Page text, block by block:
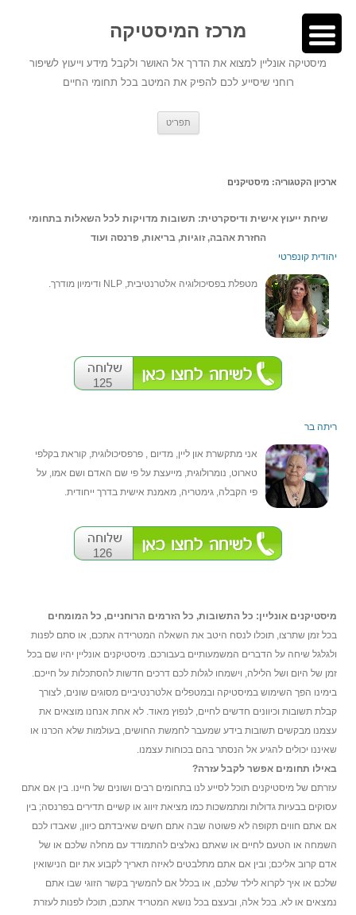
לתוכן
מרכז המיסטיקה
מיסטיקה אונליין למצוא את הדרך אל האושר ולקבל מידע וייעוץ לשיפור
רוחני שיסייע לכם להפיק את המיטב בכל תחומי החיים
תפריט
ארכיון הקטגוריה: מיסטיקנים
שיחת ייעוץ אישית ודיסקרטית: תשובות מדויקות לכל השאלות בתחומי
החזרת אהבה, זוגיות, בריאות, פרנסה ועוד
יהודית קונפרטי
מטפלת בפסיכולוגיה אלטרנטיבית, NLP ודימיון מודרך.
125
ריתה בר
אני מתקשרת און ליין, מדיום , פרפסיכולוגית, קוראת בקלפי
טארוט, נומרולוגית, מייעצת על פי שם האדם ושם אמו, על
פי הקבלה, גימטריה, מאמנת אישית בדרך ייחודית.
126
מיסטיקנים אונליין: כל התשובות, כל הזרמים הרוחניים, כל המומחים
בכל זמן שתרצו, תוכלו לנסח היטב את השאלה המטרידה אתכם, או סתם לפנות
ולגלגל שיחה על הדברים המשמעותיים בעבורכם. מיסטיקנים אונליין יהיו שם בכל
זמן של היום ושל הלילה, וישמחו לגלות לכם דרכים חדשות להסתכלות על חייכם.
בימינו הפך השימוש במיסטיקה ובמטפלים אלטרנטיביים מסוגים שונים, לצורך
קבלת תשובות וכיוונים חדשים לחיים, לנפוץ מאוד. לא אחת אנחנו מוצאים את
עצמנו מבקשים תשובות בידע שמעבר לחמשת החושים, בעולמות שלא הכרנו או
שאיננו יכולים להגיע אל הנסתר בהם בכוחות עצמנו.
באילו תחומים אפשר לקבל עזרה?
עזרתם של מיסטיקנים תוכל לסייע לנו בתחומים רבים ושונים של חיינו. בין אם אתם
עסוקים בבעיות גדולות ומתמשכות כמו מציאת זיווג או קשיים תדירים בפרנסה; בין
אם אתם חווים תקופה לא פשוטה שבה אתם חשים שאיבדתם כיוון, שאבדו לכם
השמחה או הטעם לחיים או שאתם נאלצים להתמודד עם מחלה שלכם או של
אדם קרוב אליכם; ובין אם אתם מתלבטים לאיזה תאריך לקבוע את יום הנישואין
שלכם או איך לקרוא לילד שלכם, או בכלל אם להמשיך בקשר הזוגי שבו אתם
נמצאים או לא. בכל אלה, ובעצם בכל נושא המטריד אתכם, תוכלו לפנות לעזרת